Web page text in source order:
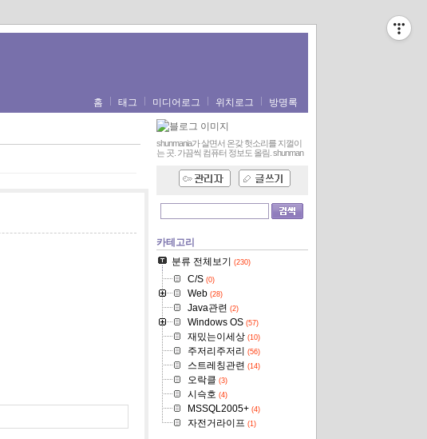
홈 태그 미디어로그 위치로그 방명록
shunmania가 살면서 온갖 헛소리를 지껄이
는 곳. 가끔씩 컴퓨터 정보도 올림. shunman
카테고리
분류 전체보기
(230)
C/S(0)
Web(28)
Java관련 (2)
Windows OS(57)
재밌는이세상(10)
주저리주저리 (56)
스트레칭관련 (14)
오락클 (3)
시슥호 (4)
MSSQL2005+(4)
자전거라이프 (1)